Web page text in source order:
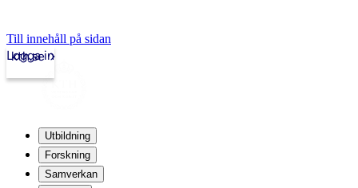
Till innehåll på sidan
kth.se
Logga in
Utbildning
Forskning
Samverkan